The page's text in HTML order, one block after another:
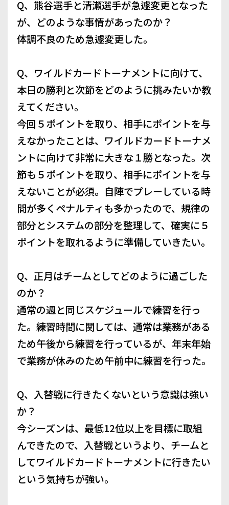
Q、熊谷選手と清瀬選手が急遽変更となった
が、どのような事情があったのか？
体調不良のため急遽変更した。
Q、ワイルドカードトーナメントに向けて、
本日の勝利と次節をどのように挑みたいか教
えてください。
今回５ポイントを取り、相手にポイントを与
えなかったことは、ワイルドカードトーナメ
ントに向けて非常に大きな１勝となった。次
節も５ポイントを取り、相手にポイントを与
えないことが必須。自陣でプレーしている時
間が多くペナルティも多かったので、規律の
部分とシステムの部分を整理して、確実に５
ポイントを取れるように準備していきたい。
Q、正月はチームとしてどのように過ごした
のか？
通常の週と同じスケジュールで練習を行っ
た。練習時間に関しては、通常は業務がある
ため午後から練習を行っているが、年末年始
で業務が休みのため午前中に練習を行った。
Q、入替戦に行きたくないという意識は強い
か？
今シーズンは、最低12位以上を目標に取組
んできたので、入替戦というより、チームと
してワイルドカードトーナメントに行きたい
という気持ちが強い。